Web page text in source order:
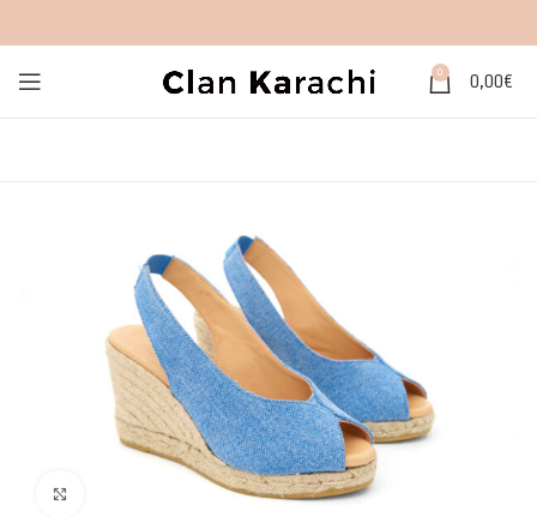
0 0,00€